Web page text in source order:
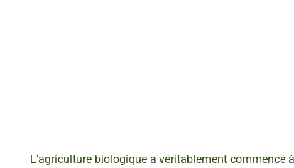
L’agriculture biologique a véritablement commencé